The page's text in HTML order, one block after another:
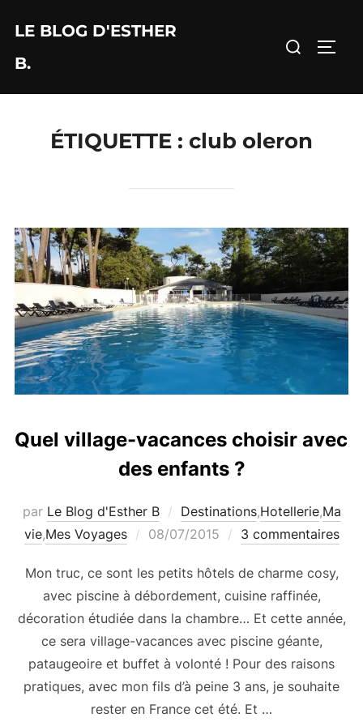
contenu
LE BLOG D'ESTHER
B.
Rechercher :
ÉTIQUETTE : club oleron
Quel village-vacances choisir avec
des enfants ?
par Le Blog d'Esther B Destinations,Hotellerie,Ma
vie,Mes Voyages
Publié
08/07/2015 3 commentaires
Mon truc, ce sont les petits hôtels de charme cosy,
avec piscine à débordement, cuisine raffinée,
décoration étudiée dans la chambre… Et cette année,
ce sera village-vacances avec piscine géante,
pataugeoire et buffet à volonté ! Pour des raisons
pratiques, avec mon fils d’à peine 3 ans, je souhaite
rester en France cet été. Et …